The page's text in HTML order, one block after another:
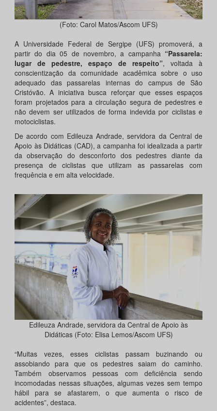
(Foto: Carol Matos/Ascom UFS)
A Universidade Federal de Sergipe (UFS) promoverá, a
partir do dia 05 de novembro, a campanha “Passarela:
lugar de pedestre, espaço de respeito”, voltada à
conscientização da comunidade acadêmica sobre o uso
adequado das passarelas internas do campus de São
Cristóvão. A iniciativa busca reforçar que esses espaços
foram projetados para a circulação segura de pedestres e
não devem ser utilizados de forma indevida por ciclistas e
motociclistas.
De acordo com Edileuza Andrade, servidora da Central de
Apoio às Didáticas (CAD), a campanha foi idealizada a partir
da observação do desconforto dos pedestres diante da
presença de ciclistas que utilizam as passarelas com
frequência e em alta velocidade.
Edileuza Andrade, servidora da Central de Apoio às
Didáticas (Foto: Elisa Lemos/Ascom UFS)
“Muitas vezes, esses ciclistas passam buzinando ou
assobiando para que os pedestres saiam do caminho.
Também observamos pessoas com deficiência sendo
incomodadas nessas situações, algumas vezes sem tempo
hábil para se afastarem, o que aumenta o risco de
acidentes”, destaca.